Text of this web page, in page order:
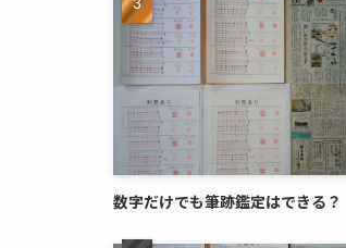
数字だけでも筆跡鑑定はできる？